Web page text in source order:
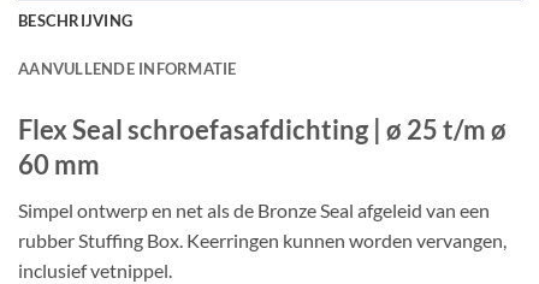
BESCHRIJVING
AANVULLENDE INFORMATIE
Flex Seal schroefasafdichting | ø 25 t/m ø
60 mm
Simpel ontwerp en net als de Bronze Seal afgeleid van een
rubber Stuffing Box. Keerringen kunnen worden vervangen,
inclusief vetnippel.